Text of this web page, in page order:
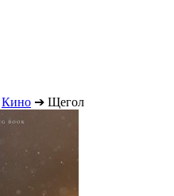
Кино ➔ Щегол